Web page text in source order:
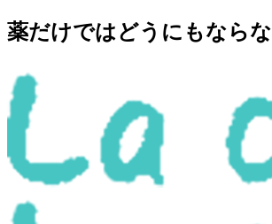
薬だけではどうにもなら